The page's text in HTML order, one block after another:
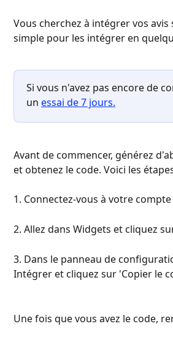
Vous cherchez à intégrer vos
simple pour les intégrer en
Si vous n'avez pas encore de
un essai de 7 jours.
Avant de commencer, générez
et obtenez le code. Voici les
1. Connectez-vous à votre
2. Allez dans Widgets et cliquez
3. Dans le panneau de
Intégrer et cliquez sur 'Copier le
Une fois que vous avez le code,